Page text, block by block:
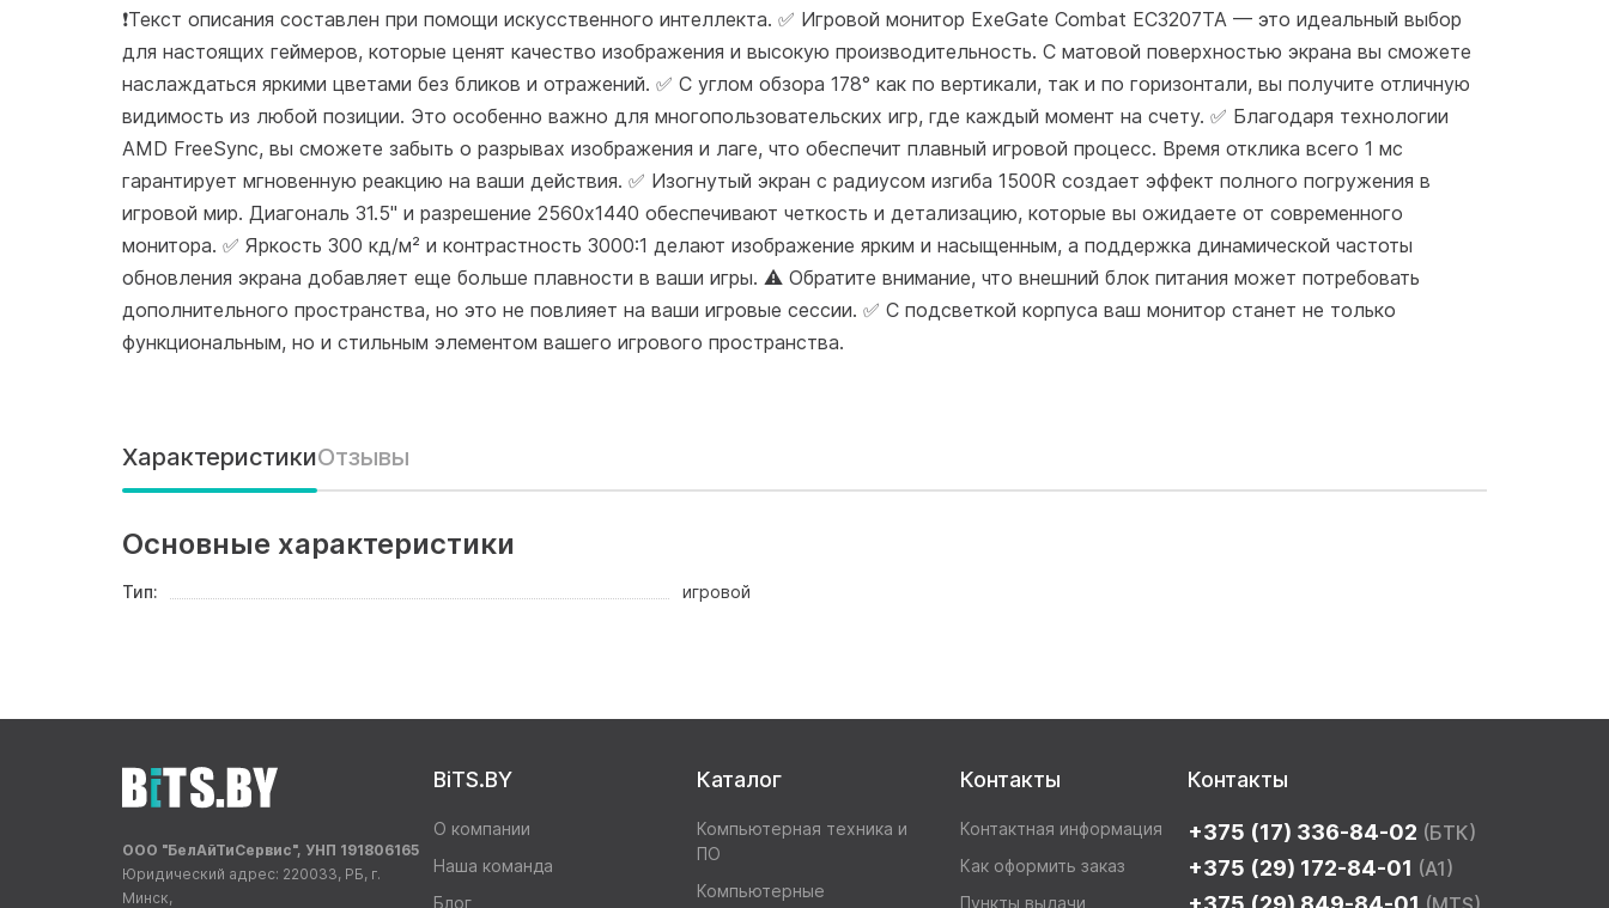
❗️Текст описания составлен при помощи искусственного интеллекта. ✅ Игровой монитор ExeGate Combat EC3207TA — это идеальный выбор
для настоящих геймеров, которые ценят качество изображения и высокую производительность. С матовой поверхностью экрана вы сможете
наслаждаться яркими цветами без бликов и отражений. ✅ С углом обзора 178° как по вертикали, так и по горизонтали, вы получите отличную
видимость из любой позиции. Это особенно важно для многопользовательских игр, где каждый момент на счету. ✅ Благодаря технологии
AMD FreeSync, вы сможете забыть о разрывах изображения и лаге, что обеспечит плавный игровой процесс. Время отклика всего 1 мс
гарантирует мгновенную реакцию на ваши действия. ✅ Изогнутый экран с радиусом изгиба 1500R создает эффект полного погружения в
игровой мир. Диагональ 31.5" и разрешение 2560x1440 обеспечивают четкость и детализацию, которые вы ожидаете от современного
монитора. ✅ Яркость 300 кд/м² и контрастность 3000:1 делают изображение ярким и насыщенным, а поддержка динамической частоты
обновления экрана добавляет еще больше плавности в ваши игры. ⚠️ Обратите внимание, что внешний блок питания может потребовать
дополнительного пространства, но это не повлияет на ваши игровые сессии. ✅ С подсветкой корпуса ваш монитор станет не только
функциональным, но и стильным элементом вашего игрового пространства.
ХарактеристикиОтзывы
Основные характеристики
Тип: игровой
Контакты
+375 (17) 336-84-02 (БТК)
+375 (29) 172-84-01 (A1)
BiTS.BY
О компании
Наша команда
Блог
Каталог
Компьютерная техника и
ПО
Компьютерные
Контакты
Контактная информация
Как оформить заказ
Пункты выдачи
ООО "БелАйТиСервис", УНП 191806165
Юридический адрес: 220033, РБ, г.
Минск,